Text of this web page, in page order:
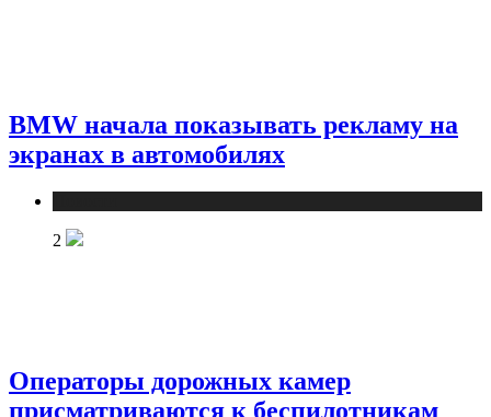
BMW начала показывать рекламу на
экранах в автомобилях
2
Операторы дорожных камер
присматриваются к беспилотникам